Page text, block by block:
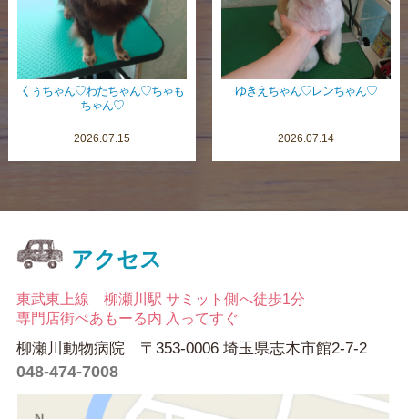
くぅちゃん♡わたちゃん♡ちゃも
ちゃん♡
2026.07.15
ゆきえちゃん♡レンちゃん♡
2026.07.14
アクセス
東武東上線 柳瀬川駅 サミット側へ徒歩1分
専門店街ぺあもーる内 入ってすぐ
柳瀬川動物病院 〒353-0006 埼玉県志木市館2-7-2
048-474-7008